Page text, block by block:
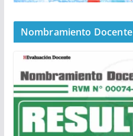
Nombramiento Docente